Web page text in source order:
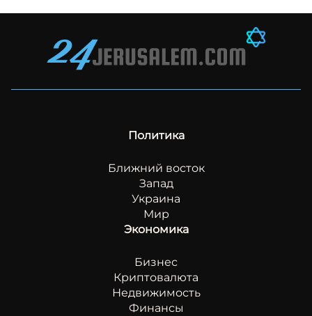
Политика
Ближний восток
Запад
Украина
Мир
Экономика
Бизнес
Криптовалюта
Недвижимость
Финансы